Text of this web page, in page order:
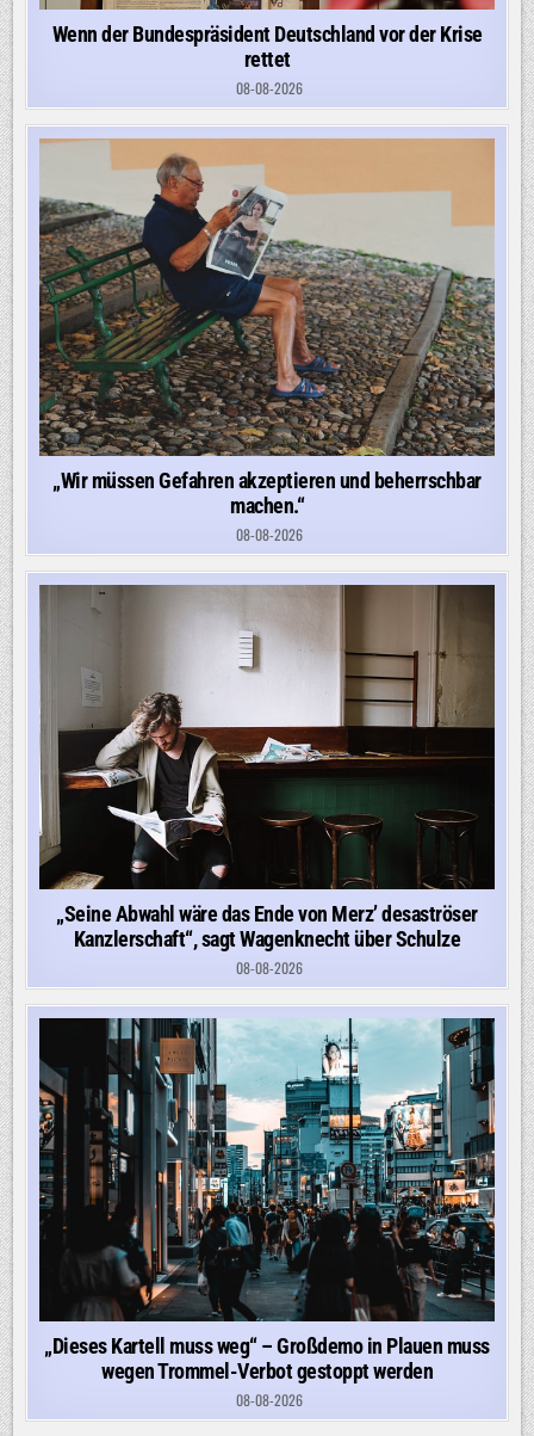
Wenn der Bundespräsident Deutschland vor der Krise
rettet
08-08-2026
„Wir müssen Gefahren akzeptieren und beherrschbar
machen.“
08-08-2026
„Seine Abwahl wäre das Ende von Merz’ desaströser
Kanzlerschaft“, sagt Wagenknecht über Schulze
08-08-2026
„Dieses Kartell muss weg“ – Großdemo in Plauen muss
wegen Trommel-Verbot gestoppt werden
08-08-2026